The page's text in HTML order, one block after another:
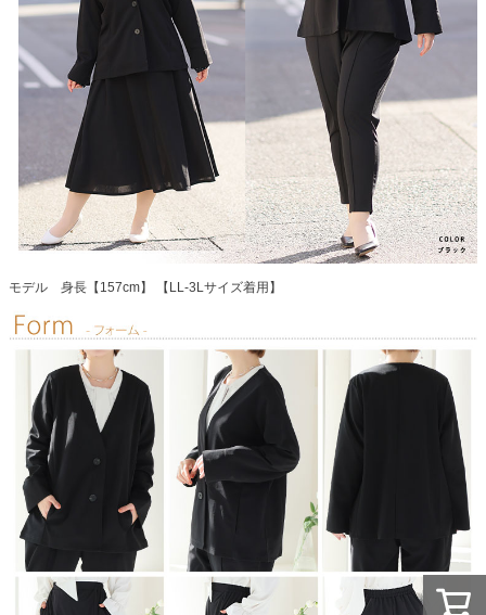
モデル 身長【157cm】 【LL-3Lサイズ着用】